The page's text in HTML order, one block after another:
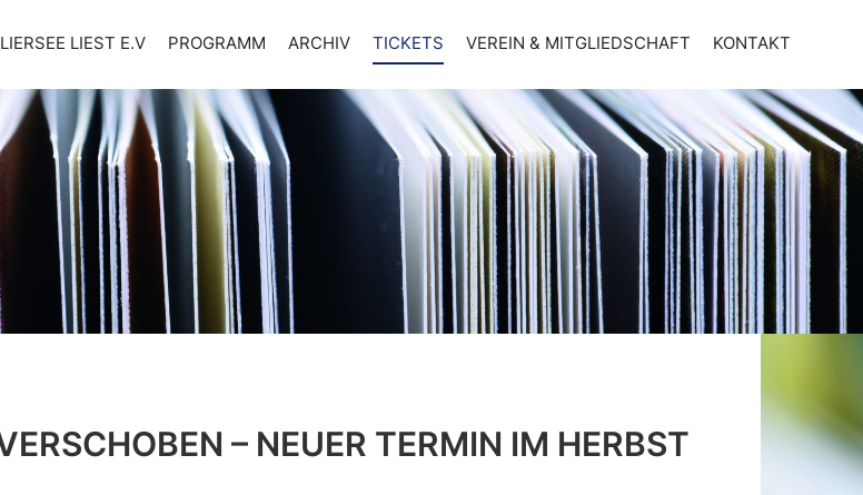
LIEST E.V PROGRAMM ARCHIV TICKETS VEREIN & MITGLIEDSCHAFT KONTAKT
– NEUER TERMIN IM HERBST